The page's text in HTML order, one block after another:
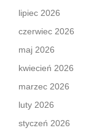
lipiec 2026
czerwiec 2026
maj 2026
kwiecień 2026
marzec 2026
luty 2026
styczeń 2026